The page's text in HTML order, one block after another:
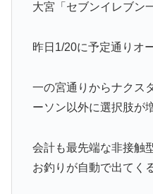
大宮「セブンイレブン
昨日1/20に予定通りオ
一の宮通りからナクス
ーソン以外に選択肢が
会計も最先端な非接触
お釣りが自動で出てく